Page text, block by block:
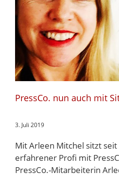
PressCo. nun auch mit
3. Juli 2019
Mit Arleen Mitchel sitzt
erfahrener Profi mit
PressCo.-Mitarbeiterin